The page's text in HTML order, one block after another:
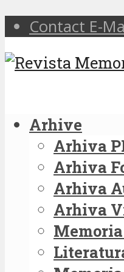
Contact E-
Arhive
Arhiva
Arhiva
Arhiva
Arhiva